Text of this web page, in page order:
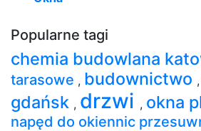
Popularne tagi
chemia budowlana
tarasowe , budownictwo ,
gdańsk , drzwi , okna
napęd do okiennic